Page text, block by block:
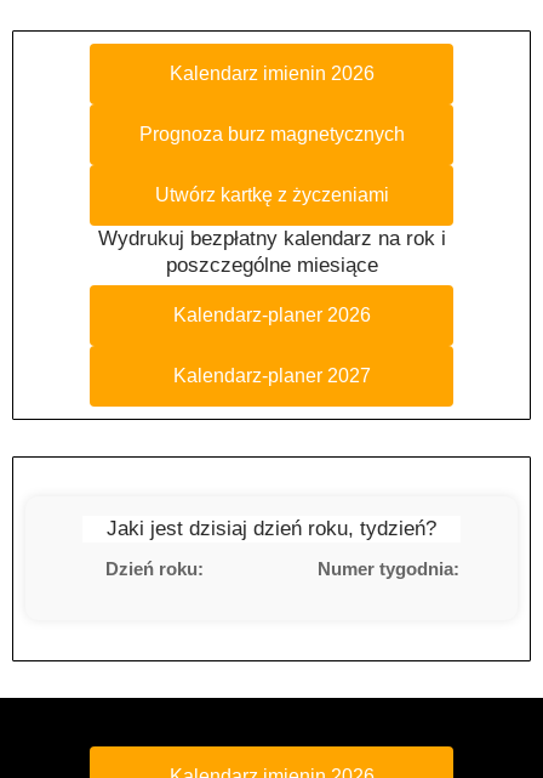
Kalendarz imienin 2026
Prognoza burz magnetycznych
Utwórz kartkę z życzeniami
Wydrukuj bezpłatny kalendarz na rok i
poszczególne miesiące
Kalendarz-planer 2026
Kalendarz-planer 2027
Jaki jest dzisiaj dzień roku, tydzień?
Dzień roku: Numer tygodnia: